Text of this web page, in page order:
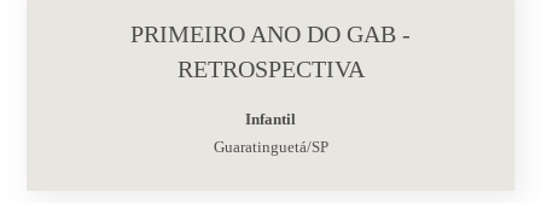
PRIMEIRO ANO DO GAB -
RETROSPECTIVA
Infantil
Guaratinguetá/SP